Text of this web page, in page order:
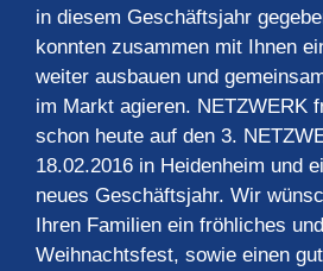
in diesem Geschäftsjahr
konnten zusammen mit Ihnen
weiter ausbauen und
im Markt agieren. NETZWERK
schon heute auf den 3.
18.02.2016 in Heidenheim und
neues Geschäftsjahr. Wir
Ihren Familien ein fröhliches
Weihnachtsfest, sowie einen